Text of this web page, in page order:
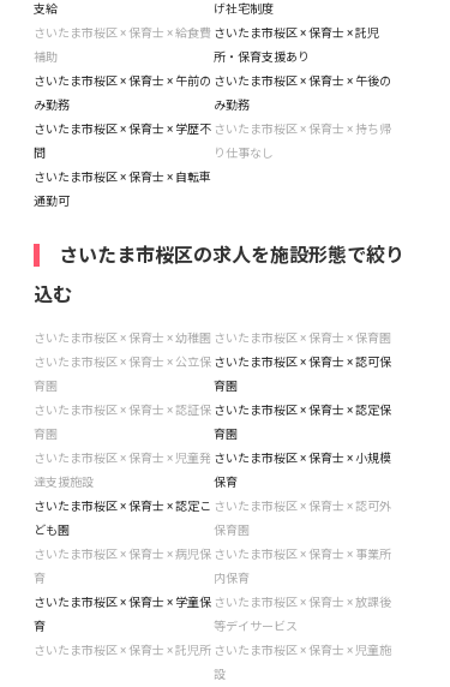
支給
げ社宅制度
さいたま市桜区 × 保育士 × 給食費
補助
さいたま市桜区 × 保育士 × 託児
所・保育支援あり
さいたま市桜区 × 保育士 × 午前の
み勤務
さいたま市桜区 × 保育士 × 午後の
み勤務
さいたま市桜区 × 保育士 × 学歴不
問
さいたま市桜区 × 保育士 × 持ち帰
り仕事なし
さいたま市桜区 × 保育士 × 自転車
通勤可
さいたま市桜区の求人を施設形態で絞り
込む
さいたま市桜区 × 保育士 × 幼稚園 さいたま市桜区 × 保育士 × 保育園
さいたま市桜区 × 保育士 × 公立保
育園
さいたま市桜区 × 保育士 × 認可保
育園
さいたま市桜区 × 保育士 × 認証保
育園
さいたま市桜区 × 保育士 × 認定保
育園
さいたま市桜区 × 保育士 × 児童発
達支援施設
さいたま市桜区 × 保育士 × 小規模
保育
さいたま市桜区 × 保育士 × 認定こ
ども園
さいたま市桜区 × 保育士 × 認可外
保育園
さいたま市桜区 × 保育士 × 病児保
育
さいたま市桜区 × 保育士 × 事業所
内保育
さいたま市桜区 × 保育士 × 学童保
育
さいたま市桜区 × 保育士 × 放課後
等デイサービス
さいたま市桜区 × 保育士 × 託児所 さいたま市桜区 × 保育士 × 児童施
設